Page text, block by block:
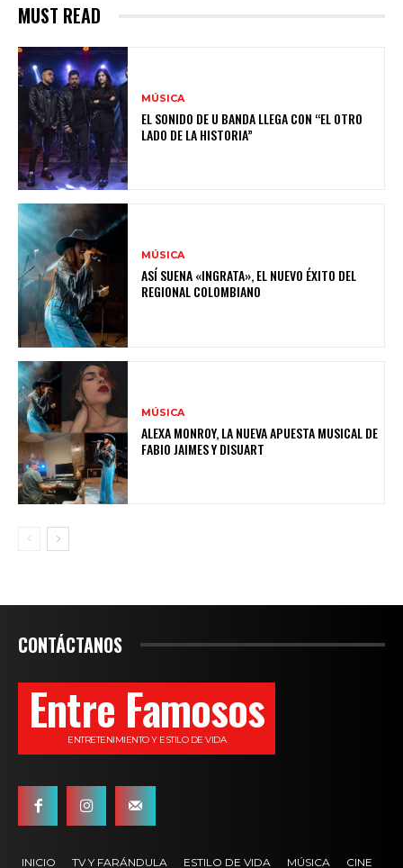
MUST READ
MÚSICA
EL SONIDO DE U BANDA LLEGA CON “EL OTRO
LADO DE LA HISTORIA”
MÚSICA
ASÍ SUENA «INGRATA», EL NUEVO ÉXITO DEL
REGIONAL COLOMBIANO
MÚSICA
ALEXA MONROY, LA NUEVA APUESTA MUSICAL DE
FABIO JAIMES Y DISUART
CONTÁCTANOS
Entre Famosos
ENTRETENIMIENTO Y ESTILO DE VIDA
INICIO TV Y FARÁNDULA ESTILO DE VIDA MÚSICA CINE